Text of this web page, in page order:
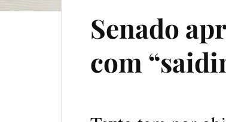
Senado
com